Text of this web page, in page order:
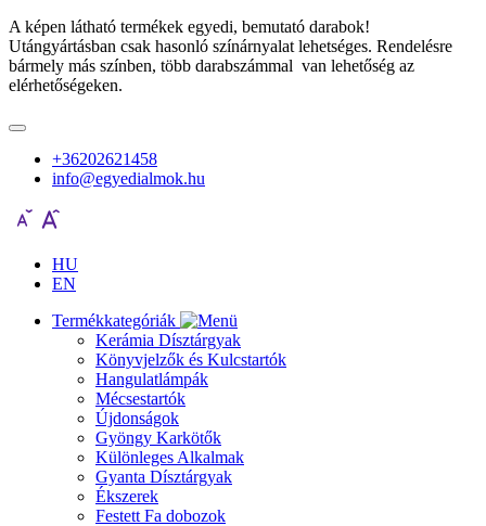
A képen látható termékek egyedi, bemutató darabok!
Utángyártásban csak hasonló színárnyalat lehetséges. Rendelésre
bármely más színben, több darabszámmal van lehetőség az
elérhetőségeken.
+36202621458
info@egyedialmok.hu
HU
EN
Termékkategóriák
Kerámia Dísztárgyak
Könyvjelzők és Kulcstartók
Hangulatlámpák
Mécsestartók
Újdonságok
Gyöngy Karkötők
Különleges Alkalmak
Gyanta Dísztárgyak
Ékszerek
Festett Fa dobozok